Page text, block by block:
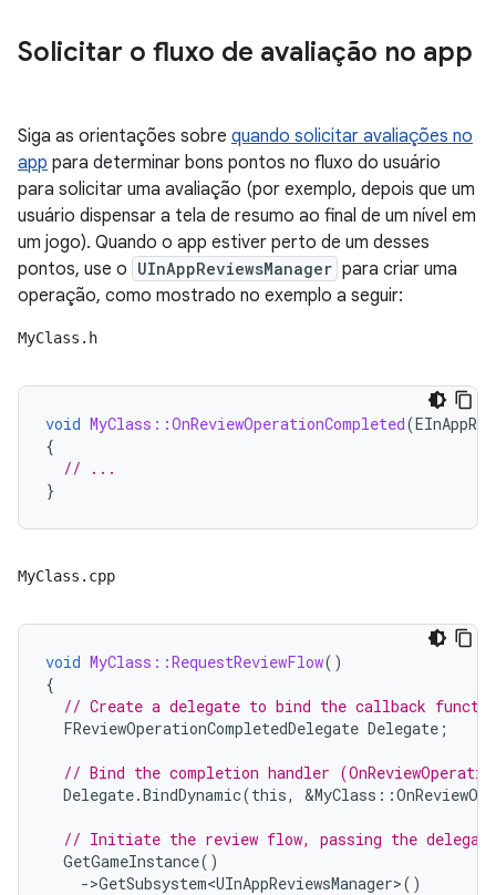
Solicitar o fluxo de avaliação no app
Siga as orientações sobre quando solicitar avaliações no
app para determinar bons pontos no fluxo do usuário
para solicitar uma avaliação (por exemplo, depois que um
usuário dispensar a tela de resumo ao final de um nível em
um jogo). Quando o app estiver perto de um desses
pontos, use o UInAppReviewsManager para criar uma
operação, como mostrado no exemplo a seguir:
MyClass.h
void MyClass::OnReviewOperationCompleted(
{
// ...
}
MyClass.cpp
void MyClass::RequestReviewFlow()
{
// Create a delegate to bind the callback
FReviewOperationCompletedDelegate Delegate ;
// Bind the completion handler
Delegate.BindDynamic(this, &MyClass ::
// Initiate the review flow, passing the
GetGameInstance()
->GetSubsystem<UInAppReviewsManager>()